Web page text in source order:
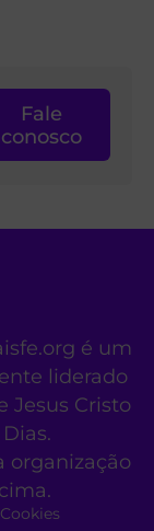
Fale
conosco
é um
liderado
Jesus Cristo
organização